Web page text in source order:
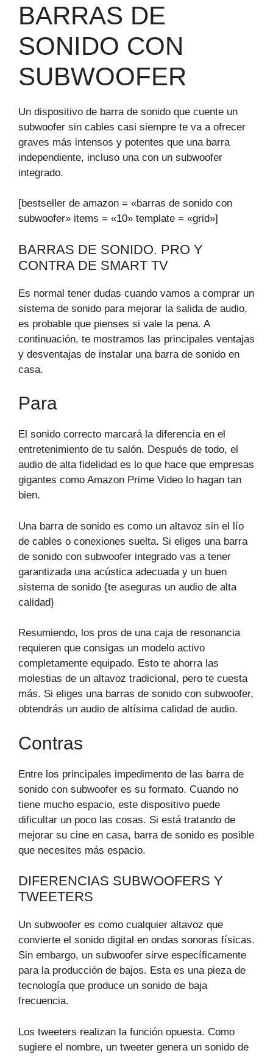
BARRAS DE
SONIDO CON
SUBWOOFER
Un dispositivo de barra de sonido que cuente un
subwoofer sin cables casi siempre te va a ofrecer
graves más intensos y potentes que una barra
independiente, incluso una con un subwoofer
integrado.
[bestseller de amazon = «barras de sonido con
subwoofer» items = «10» template = «grid»]
BARRAS DE SONIDO. PRO Y
CONTRA DE SMART TV
Es normal tener dudas cuando vamos a comprar un
sistema de sonido para mejorar la salida de audio,
es probable que pienses si vale la pena. A
continuación, te mostramos las principales ventajas
y desventajas de instalar una barra de sonido en
casa.
Para
El sonido correcto marcará la diferencia en el
entretenimiento de tu salón. Después de todo, el
audio de alta fidelidad es lo que hace que empresas
gigantes como Amazon Prime Video lo hagan tan
bien.
Una barra de sonido es como un altavoz sin el lío
de cables o conexiones suelta. Si eliges una barra
de sonido con subwoofer integrado vas a tener
garantizada una acústica adecuada y un buen
sistema de sonido {te aseguras un audio de alta
calidad}
Resumiendo, los pros de una caja de resonancia
requieren que consigas un modelo activo
completamente equipado. Esto te ahorra las
molestias de un altavoz tradicional, pero te cuesta
más. Si eliges una barras de sonido con subwoofer,
obtendrás un audio de altísima calidad de audio.
Contras
Entre los principales impedimento de las barra de
sonido con subwoofer es su formato. Cuando no
tiene mucho espacio, este dispositivo puede
dificultar un poco las cosas. Si está tratando de
mejorar su cine en casa, barra de sonido es posible
que necesites más espacio.
DIFERENCIAS SUBWOOFERS Y
TWEETERS
Un subwoofer es como cualquier altavoz que
convierte el sonido digital en ondas sonoras físicas.
Sin embargo, un subwoofer sirve específicamente
para la producción de bajos. Esta es una pieza de
tecnología que produce un sonido de baja
frecuencia.
Los tweeters realizan la función opuesta. Como
sugiere el nombre, un tweeter genera un sonido de